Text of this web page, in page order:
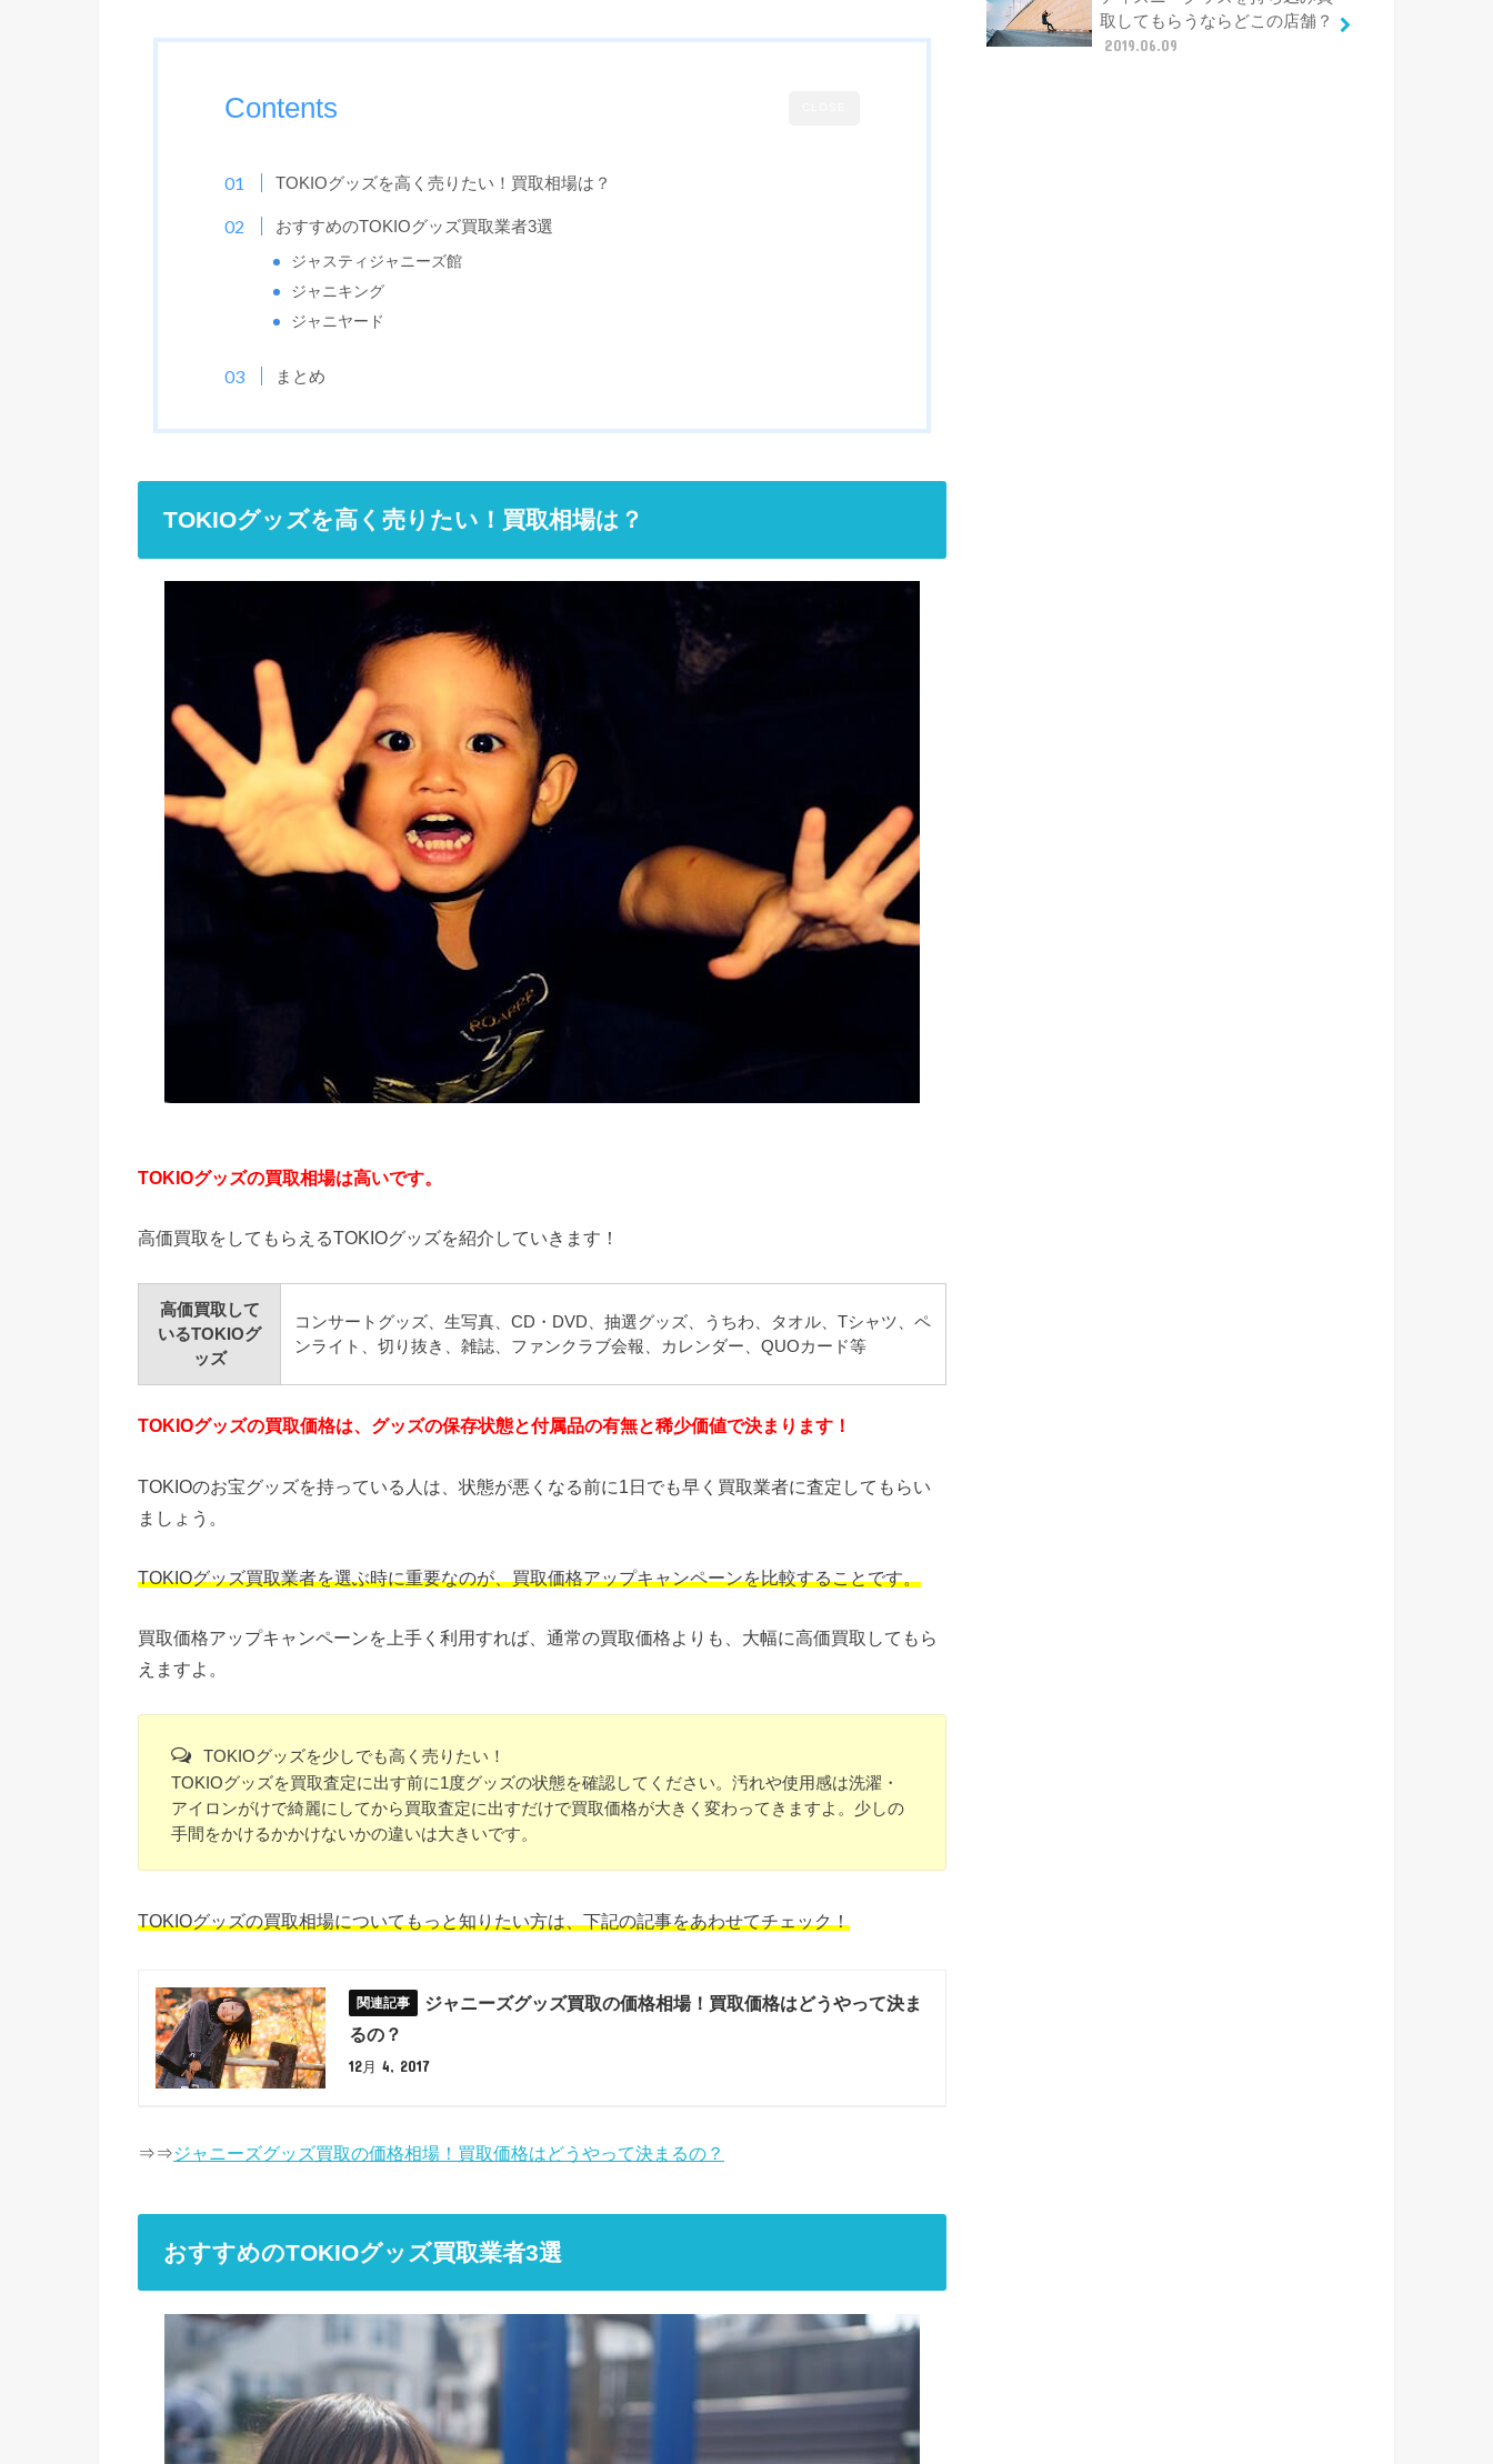
Contents
TOKIOグッズを高く売りたい！買取相場は？
おすすめのTOKIOグッズ買取業者3選
ジャスティジャニーズ館
ジャニキング
ジャニヤード
まとめ
TOKIOグッズを高く売りたい！買取相場は？
TOKIOグッズの買取相場は高いです。
高価買取をしてもらえるTOKIOグッズを紹介していきます！
高価買取して
いるTOKIOグ
ッズ
コンサートグッズ、生写真、CD・DVD、抽選グッズ、うちわ、タオル、Tシャツ、ペ
ンライト、切り抜き、雑誌、ファンクラブ会報、カレンダー、QUOカード等
TOKIOグッズの買取価格は、グッズの保存状態と付属品の有無と稀少価値で決まります！
TOKIOのお宝グッズを持っている人は、状態が悪くなる前に1日でも早く買取業者に査定してもらい
ましょう。
TOKIOグッズ買取業者を選ぶ時に重要なのが、買取価格アップキャンペーンを比較することです。
買取価格アップキャンペーンを上手く利用すれば、通常の買取価格よりも、大幅に高価買取してもら
えますよ。
TOKIOグッズを少しでも高く売りたい！
TOKIOグッズを買取査定に出す前に1度グッズの状態を確認してください。汚れや使用感は洗濯・
アイロンがけで綺麗にしてから買取査定に出すだけで買取価格が大きく変わってきますよ。少しの
手間をかけるかかけないかの違いは大きいです。
TOKIOグッズの買取相場についてもっと知りたい方は、下記の記事をあわせてチェック！
ジャニーズグッズ買取の価格相場！買取価格はどうやって決ま
るの？
12月 4, 2017
⇒⇒ジャニーズグッズ買取の価格相場！買取価格はどうやって決まるの？
おすすめのTOKIOグッズ買取業者3選
取してもらうならどこの店舗？
2019.06.09